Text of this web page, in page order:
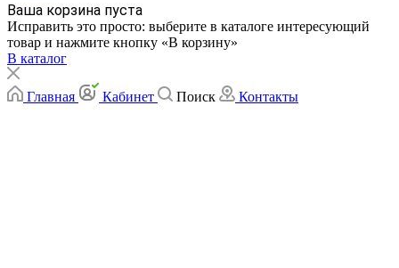
Ваша корзина пуста
Исправить это просто: выберите в каталоге интересующий
товар и нажмите кнопку «В корзину»
В каталог
Главная Кабинет Поиск Контакты